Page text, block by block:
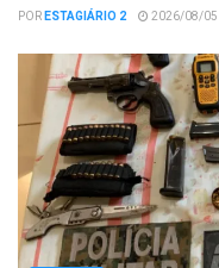
PORESTAGIÁRIO 2 2026/08/05